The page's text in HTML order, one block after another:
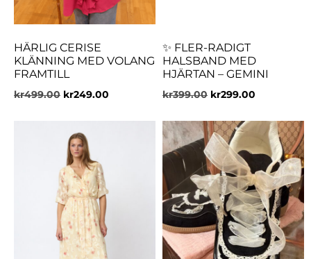
HÄRLIG CERISE
KLÄNNING MED VOLANG
FRAMTILL
kr499.00 kr249.00
✨ FLER-RADIGT
HALSBAND MED
HJÄRTAN – GEMINI
kr399.00 kr299.00